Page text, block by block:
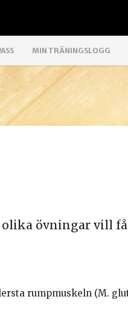
MIN TRÄNINGSLOGG
övningar vill
rumpmuskeln (M.